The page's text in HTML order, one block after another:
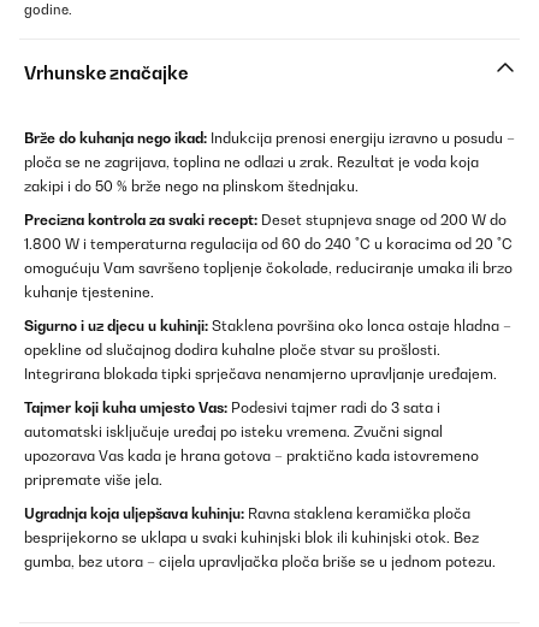
godine.
Vrhunske značajke
Brže do kuhanja nego ikad: Indukcija prenosi energiju izravno u posudu –
ploča se ne zagrijava, toplina ne odlazi u zrak. Rezultat je voda koja
zakipi i do 50 % brže nego na plinskom štednjaku.
Precizna kontrola za svaki recept: Deset stupnjeva snage od 200 W do
1.800 W i temperaturna regulacija od 60 do 240 °C u koracima od 20 °C
omogućuju Vam savršeno topljenje čokolade, reduciranje umaka ili brzo
kuhanje tjestenine.
Sigurno i uz djecu u kuhinji: Staklena površina oko lonca ostaje hladna –
opekline od slučajnog dodira kuhalne ploče stvar su prošlosti.
Integrirana blokada tipki sprječava nenamjerno upravljanje uređajem.
Tajmer koji kuha umjesto Vas: Podesivi tajmer radi do 3 sata i
automatski isključuje uređaj po isteku vremena. Zvučni signal
upozorava Vas kada je hrana gotova – praktično kada istovremeno
pripremate više jela.
Ugradnja koja uljepšava kuhinju: Ravna staklena keramička ploča
besprijekorno se uklapa u svaki kuhinjski blok ili kuhinjski otok. Bez
gumba, bez utora – cijela upravljačka ploča briše se u jednom potezu.